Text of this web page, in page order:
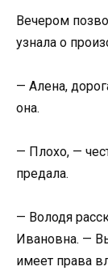
Вечером
узнала о
— Алена,
она.
— Плохо, —
предала.
— Володя
Ивановна. —
имеет права